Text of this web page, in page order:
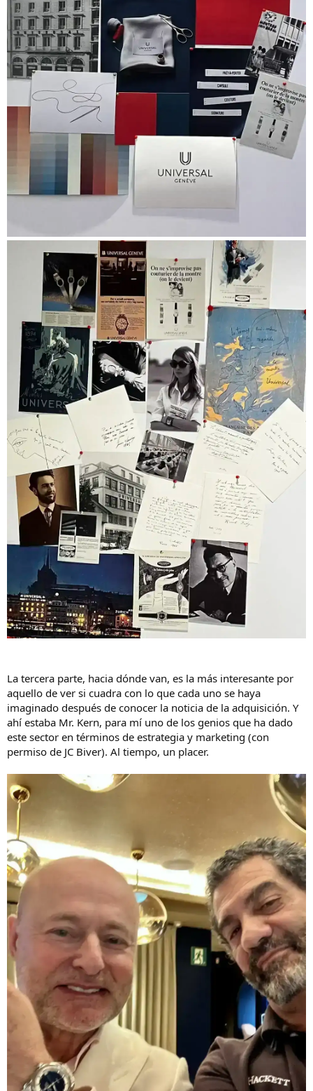
La tercera parte, hacia dónde van, es la más interesante por
aquello de ver si cuadra con lo que cada uno se haya
imaginado después de conocer la noticia de la adquisición. Y
ahí estaba Mr. Kern, para mí uno de los genios que ha dado
este sector en términos de estrategia y marketing (con
permiso de JC Biver). Al tiempo, un placer.